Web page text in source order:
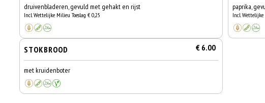
druivenbladeren, gevuld met gehakt en rijst
Incl. Wettelijke Milieu Toeslag € 0,25
paprika,
Incl. Wettelijke
STOKBROOD € 6.00
met kruidenboter